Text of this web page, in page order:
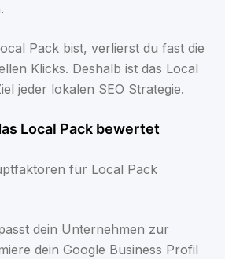
Pack bist, verlierst du fast die
Klicks. Deshalb ist das Local
jeder lokalen SEO Strategie.
Local Pack bewertet
für Local Pack
dein Unternehmen zur
dein Google Business Profil